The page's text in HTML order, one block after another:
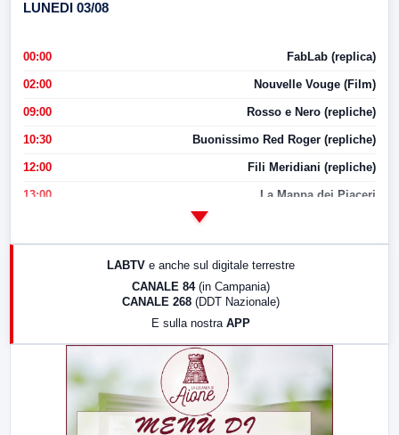
LUNEDI 03/08
00:00 FabLab (replica)
02:00 Nouvelle Vouge (Film)
09:00 Rosso e Nero (repliche)
10:30 Buonissimo Red Roger (repliche)
12:00 Fili Meridiani (repliche)
13:00 La Mappa dei Piaceri
17:00 LabNews (replica)
LABTV e anche sul digitale terrestre
CANALE 84 (in Campania)
CANALE 268 (DDT Nazionale)
E sulla nostra APP